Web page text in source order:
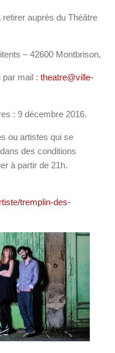
auprès du Théâtre
– 42600 Montbrison,
par mail : theatre@ville-
: 9 décembre 2016.
ou artistes qui se
des conditions
à partir de 21h.
tremplin-des-